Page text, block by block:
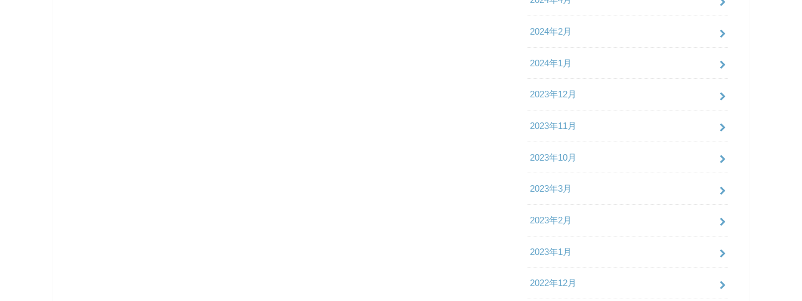
2024年2月
2024年1月
2023年12月
2023年11月
2023年10月
2023年3月
2023年2月
2023年1月
2022年12月